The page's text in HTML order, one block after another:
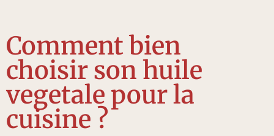
Comment bien
choisir son huile
vegetale pour la
cuisine ?